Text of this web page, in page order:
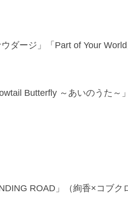
ダージ」「Part of Your World
Butterfly ～あいのうた～
ROAD」（絢香×コブク